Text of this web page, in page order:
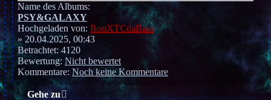
Name des Albums:
PSY&GALAXY
Hochgeladen von: RonXTCdaBass
» 20.04.2025, 00:43
Betrachtet: 4120
Bewertung:Nicht bewertet
Kommentare:Noch keine Kommentare
Gehe zu